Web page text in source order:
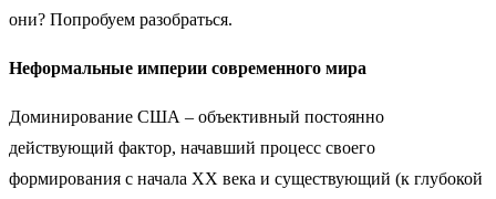
они? Попробуем разобраться.
Неформальные империи современного мира
Доминирование США – объективный постоянно
действующий фактор, начавший процесс своего
формирования с начала XX века и существующий (к глубокой